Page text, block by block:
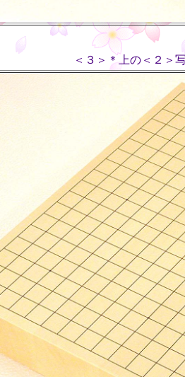
＜３＞＊上の＜２＞